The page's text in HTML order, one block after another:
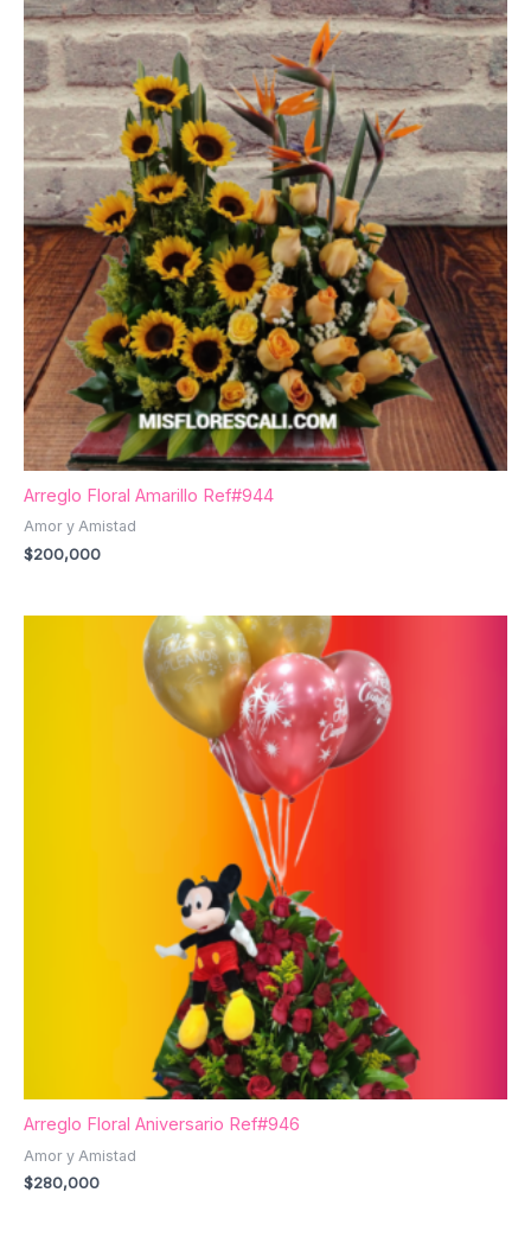
Arreglo Floral Amarillo Ref#944
Amor y Amistad
$200,000
Arreglo Floral Aniversario Ref#946
Amor y Amistad
$280,000